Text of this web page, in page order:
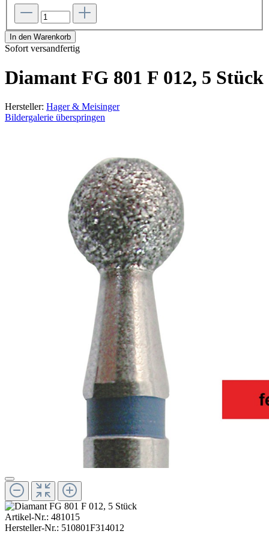
In den Warenkorb
Sofort versandfertig
Diamant FG 801 F 012, 5 Stück
Hersteller: Hager & Meisinger
Bildergalerie überspringen
Artikel-Nr.: 481015
Hersteller-Nr.: 510801F314012